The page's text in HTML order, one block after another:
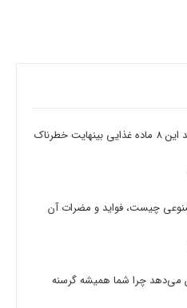
مصرف بیش از حد این 8 ماده غذایی بینهایت خطرناک
چیست، فواید و مضرات آن
می‌دهد چرا شما همیشه گرسنه